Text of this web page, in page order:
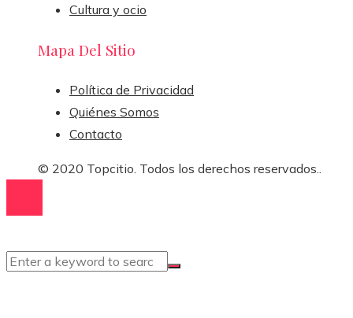
Cultura y ocio
Mapa Del Sitio
Política de Privacidad
Quiénes Somos
Contacto
© 2020 Topcitio. Todos los derechos reservados..